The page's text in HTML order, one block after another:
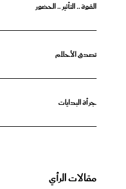
القوة .. التأثير .. الحضور
تصدق الأحلام
جرأة البدايات
مقالات الرأي